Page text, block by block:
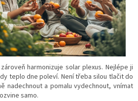
harmonizuje solar plexus. Nejlépe ji
teplo dne poleví. Není třeba silou tlačit do
nadechnout a pomalu vydechnout, vnímat
samo.